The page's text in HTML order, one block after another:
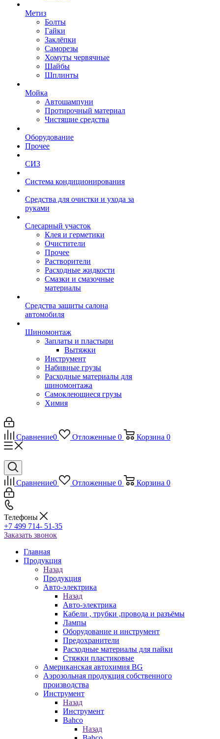
Метиз
Болты
Гайки
Заклёпки
Саморезы
Хомуты червячные
Шайбы
Шплинты
Мойка
Автошампуни
Протирочный материал
Чистящие средства
Оборудование
Прочее
СИЗ
Система кондиционирования
Средства для очистки и ухода за
руками
Слесарный участок
Клея и герметики
Очистители
Прочее
Растворители
Расходные жидкости
Смазки и смазочные
материалы
Средства защиты салона
автомобиля
Шиномонтаж
Заплаты и пластыри
Вытяжки
Инструмент
Набивные грузы
Расходные материалы для
шиномонтажа
Самоклеющиеся грузы
Химия
Сравнение0 Отложенные 0 Корзина 0
Сравнение0 Отложенные 0 Корзина 0
Телефоны
+7 499 714- 51-35
Заказать звонок
Главная
Продукция
Назад
Продукция
Авто-электрика
Назад
Авто-электрика
Кабели , трубки ,провода и разъёмы
Лампы
Оборудование и инструмент
Предохранители
Расходные материалы для пайки
Стяжки пластиковые
Американская автохимия BG
Аэрозольная продукция собственного
производства
Инструмент
Назад
Инструмент
Bahco
Назад